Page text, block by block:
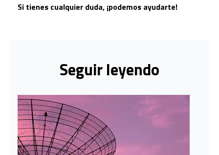
Si tienes cualquier duda, ¡podemos ayudarte!
Seguir leyendo